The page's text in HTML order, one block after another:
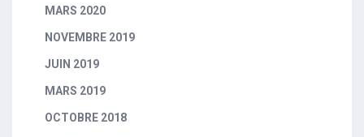
MARS 2020
NOVEMBRE 2019
JUIN 2019
MARS 2019
OCTOBRE 2018